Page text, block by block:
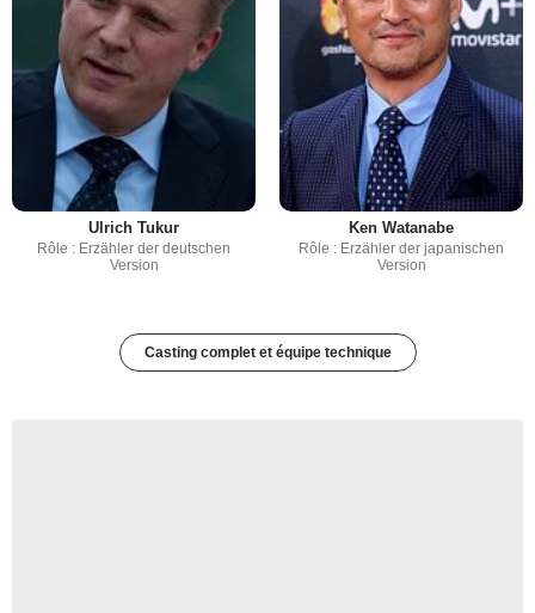
Ulrich Tukur
Rôle : Erzähler der deutschen
Version
Ken Watanabe
Rôle : Erzähler der japanischen
Version
Casting complet et équipe technique